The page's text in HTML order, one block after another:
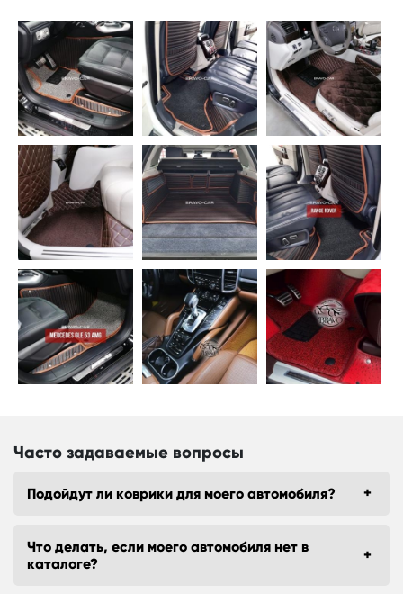
Часто задаваемые вопросы
Подойдут ли коврики для моего автомобиля?
Что делать, если моего автомобиля нет в
каталоге?